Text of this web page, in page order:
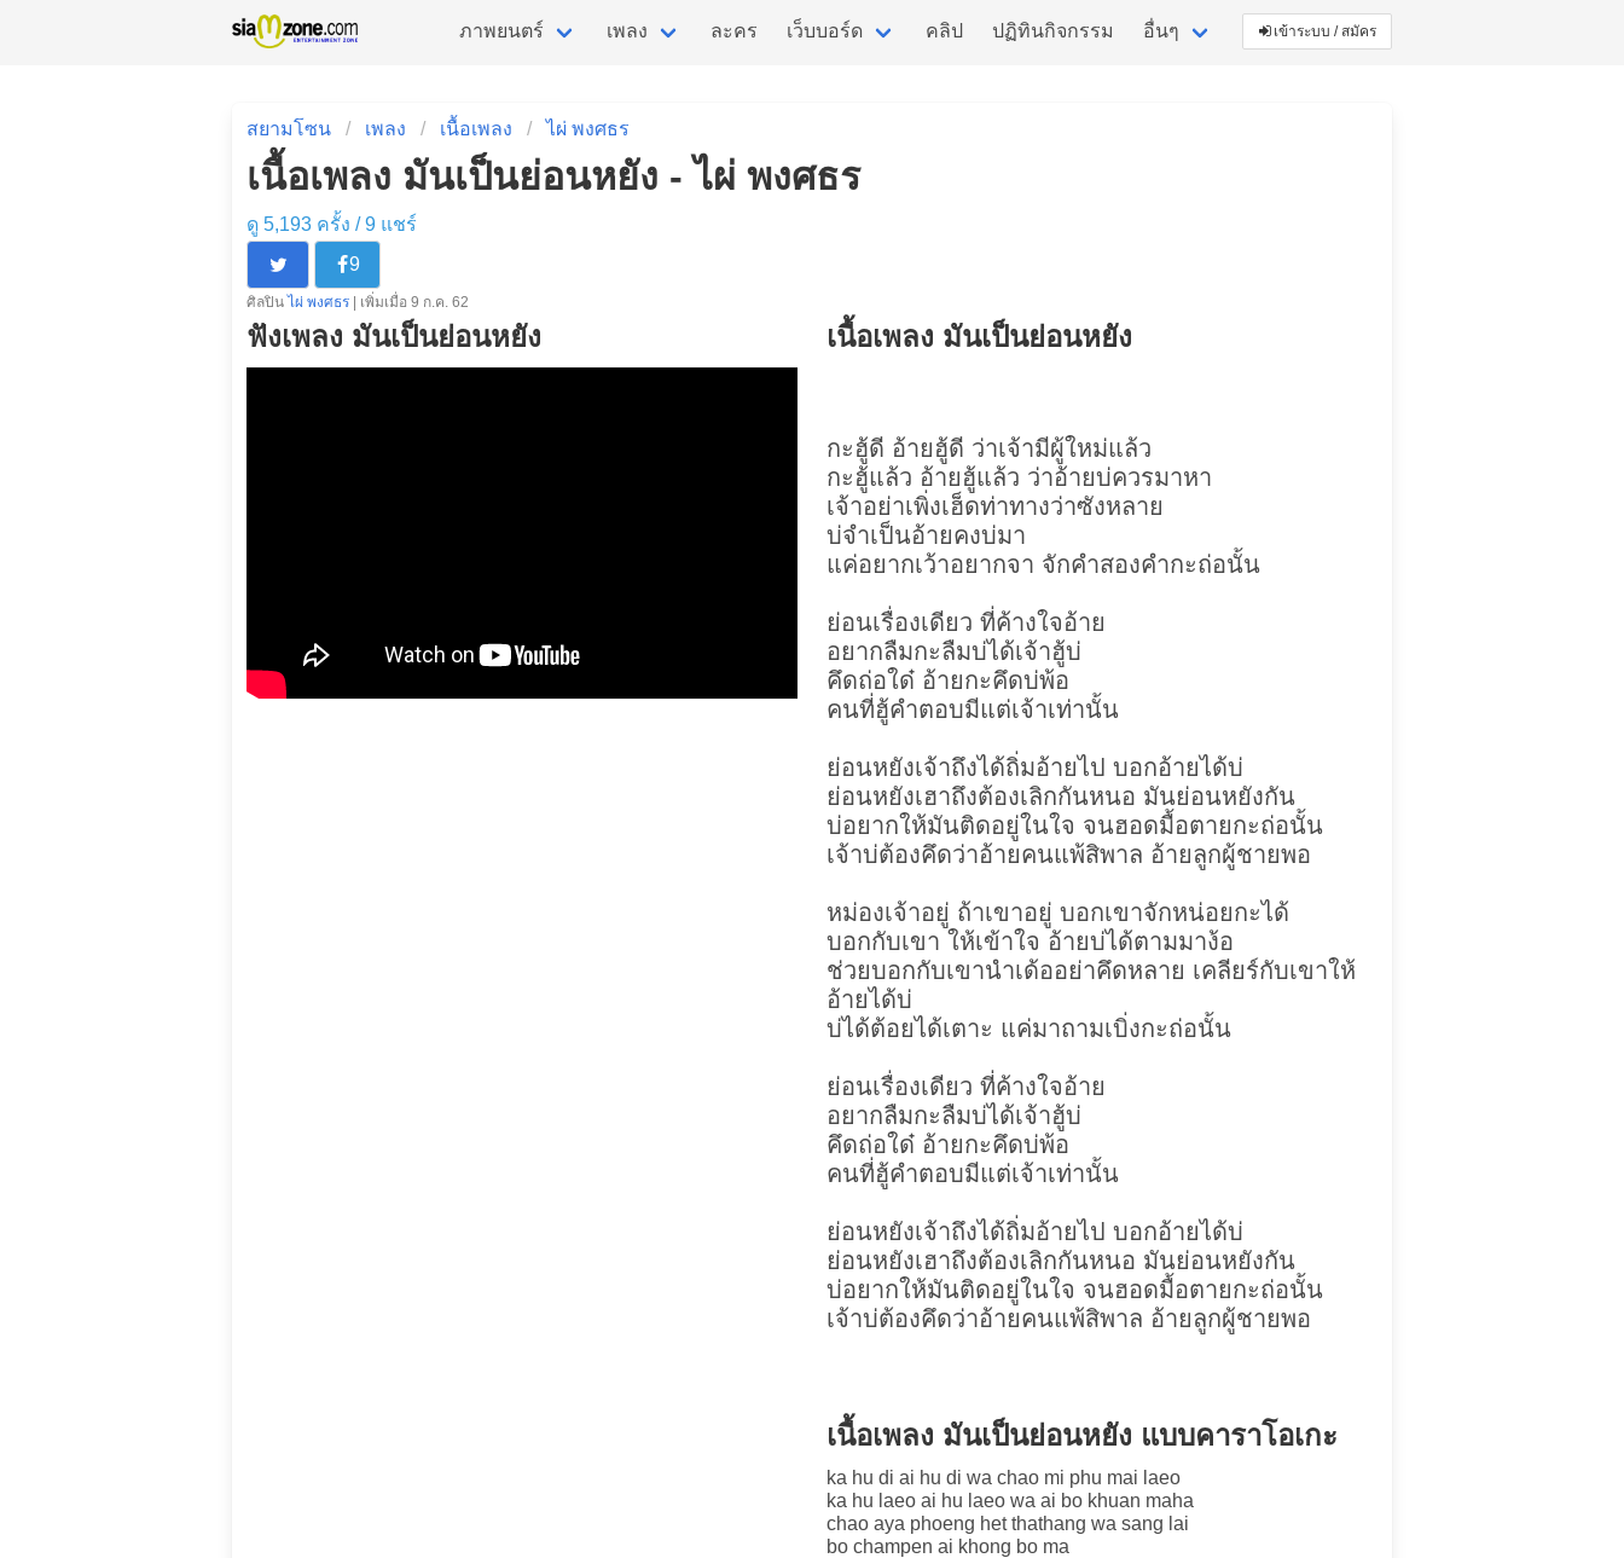
ภาพยนตร์ เพลง ละคร เว็บบอร์ด คลิป ปฏิทินกิจกรรม อื่นๆ เข้าระบบ / สมัคร
สยามโซน เพลง เนื้อเพลง ไผ่ พงศธร
เนื้อเพลง มันเป็นย่อนหยัง - ไผ่ พงศธร
ดู 5,193 ครั้ง /9 แชร์
9
ศิลปิน ไผ่ พงศธร | เพิ่มเมื่อ 9 ก.ค. 62
ฟังเพลง มันเป็นย่อนหยัง เนื้อเพลง มันเป็นย่อนหยัง
กะฮู้ดี อ้ายฮู้ดี ว่าเจ้ามีผู้ใหม่แล้ว
กะฮู้แล้ว อ้ายฮู้แล้ว ว่าอ้ายบ่ควรมาหา
เจ้าอย่าเพิ่งเฮ็ดท่าทางว่าซังหลาย
บ่จำเป็นอ้ายคงบ่มา
แค่อยากเว้าอยากจา จักคำสองคำกะถ่อนั้น
ย่อนเรื่องเดียว ที่ค้างใจอ้าย
อยากลืมกะลืมบ่ได้เจ้าฮู้บ่
คึดถ่อใด๋ อ้ายกะคึดบ่พ้อ
คนที่ฮู้คำตอบมีแต่เจ้าเท่านั้น
ย่อนหยังเจ้าถึงได้ถิ่มอ้ายไป บอกอ้ายได้บ่
ย่อนหยังเฮาถึงต้องเลิกกันหนอ มันย่อนหยังกัน
บ่อยากให้มันติดอยู่ในใจ จนฮอดมื้อตายกะถ่อนั้น
เจ้าบ่ต้องคึดว่าอ้ายคนแพ้สิพาล อ้ายลูกผู้ชายพอ
หม่องเจ้าอยู่ ถ้าเขาอยู่ บอกเขาจักหน่อยกะได้
บอกกับเขา ให้เข้าใจ อ้ายบ่ได้ตามมาง้อ
ช่วยบอกกับเขานำเด้ออย่าคึดหลาย เคลียร์กับเขาให้
อ้ายได้บ่
บ่ได้ต้อยได้เตาะ แค่มาถามเบิ่งกะถ่อนั้น
ย่อนเรื่องเดียว ที่ค้างใจอ้าย
อยากลืมกะลืมบ่ได้เจ้าฮู้บ่
คึดถ่อใด๋ อ้ายกะคึดบ่พ้อ
คนที่ฮู้คำตอบมีแต่เจ้าเท่านั้น
ย่อนหยังเจ้าถึงได้ถิ่มอ้ายไป บอกอ้ายได้บ่
ย่อนหยังเฮาถึงต้องเลิกกันหนอ มันย่อนหยังกัน
บ่อยากให้มันติดอยู่ในใจ จนฮอดมื้อตายกะถ่อนั้น
เจ้าบ่ต้องคึดว่าอ้ายคนแพ้สิพาล อ้ายลูกผู้ชายพอ
เนื้อเพลง มันเป็นย่อนหยัง แบบคาราโอเกะ
ka hu di ai hu di wa chao mi phu mai laeo
ka hu laeo ai hu laeo wa ai bo khuan maha
chao aya phoeng het thathang wa sang lai
bo champen ai khong bo ma